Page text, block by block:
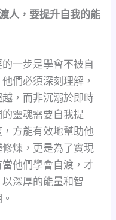
人，要提升自我的能
一步是學會不被自
們必須深刻理解，
，而非沉溺於即時
靈魂需要自我提
方能有效地幫助他
煉，更是為了實現
他們學會自渡，才
深厚的能量和智